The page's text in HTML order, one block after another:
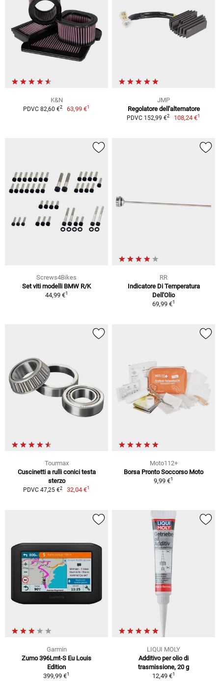
K&N
PDVC 82,60 €2 63,99 €1
JMP
Regolatore dell'alternatore
PDVC 152,99 €2 108,24 €1
Screws4Bikes
Set viti modelli BMW R/K
44,99 €1
RR
Indicatore Di Temperatura
Dell'Olio
69,99 €1
Tourmax
Cuscinetti a rulli conici testa
sterzo
PDVC 47,25 €2 32,04 €1
Moto112+
Borsa Pronto Soccorso Moto
9,99 €1
Garmin
Zumo 396Lmt-S Eu Louis
Edition
399,99 €1
LIQUI MOLY
Additivo per olio di
trasmissione, 20 g
12,49 €1